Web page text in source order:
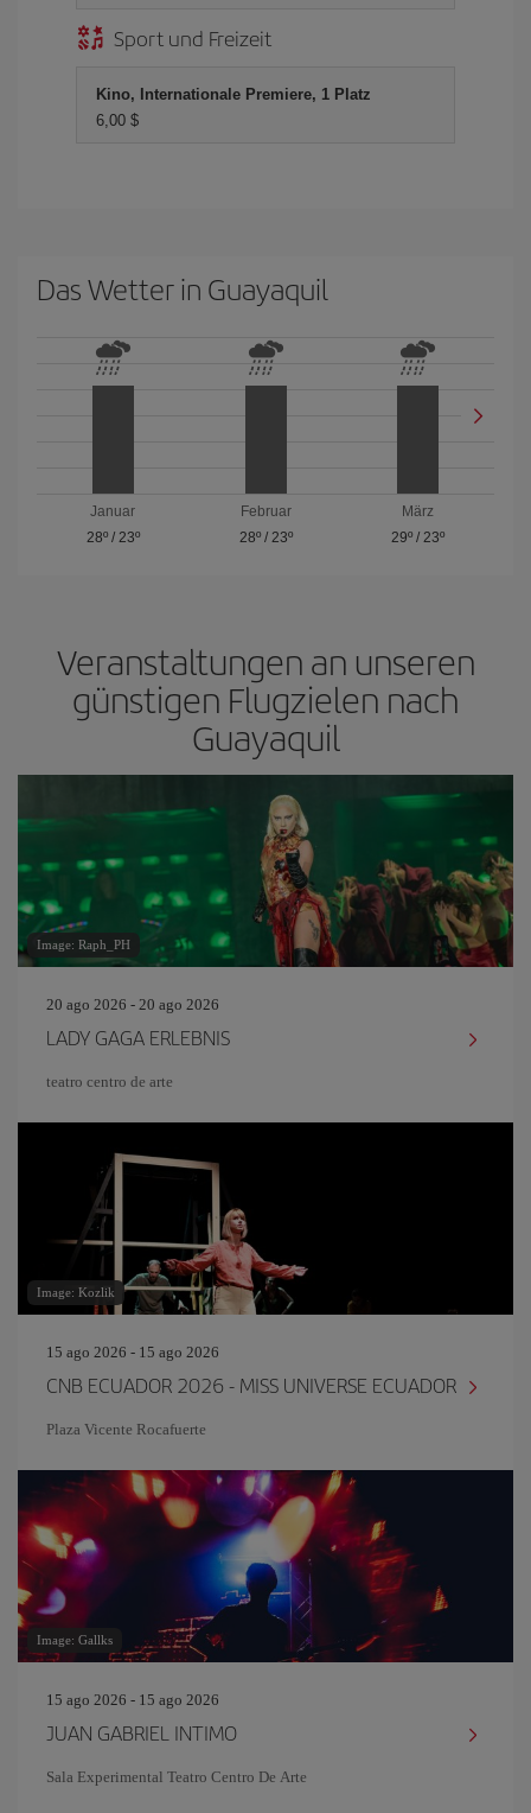
Sport und Freizeit
Kino, Internationale Premiere, 1 Platz
6,00 $
Das Wetter in Guayaquil
Januar
28º/ 23º
Februar
28º/ 23º
März
29º / 23º
Veranstaltungen an unseren
günstigen Flugzielen nach
Guayaquil
Image: Raph_PH
20 ago 2026 - 20 ago 2026
LADY GAGA ERLEBNIS
teatro centro de arte
Image: Kozlik
15 ago 2026 - 15 ago 2026
CNB ECUADOR 2026 - MISS UNIVERSE ECUADOR
Plaza Vicente Rocafuerte
Image: Gallks
15 ago 2026 - 15 ago 2026
JUAN GABRIEL INTIMO
Sala Experimental Teatro Centro De Arte